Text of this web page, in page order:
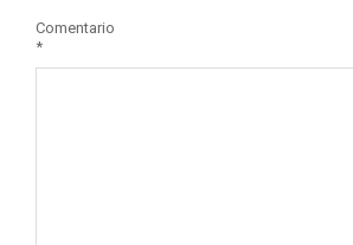
Comentario
*